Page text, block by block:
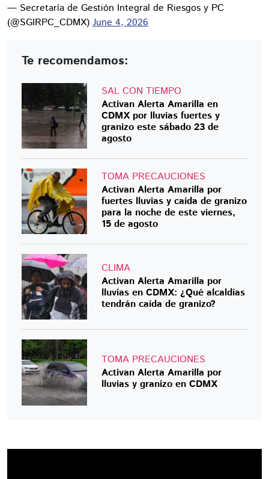
— Secretaría de Gestión Integral de Riesgos y PC
(@SGIRPC_CDMX) June 4, 2026
Te recomendamos:
SAL CON TIEMPO
Activan Alerta Amarilla en
CDMX por lluvias fuertes y
granizo este sábado 23 de
agosto
TOMA PRECAUCIONES
Activan Alerta Amarilla por
fuertes lluvias y caída de granizo
para la noche de este viernes,
15 de agosto
CLIMA
Activan Alerta Amarilla por
lluvias en CDMX: ¿Qué alcaldías
tendrán caída de granizo?
TOMA PRECAUCIONES
Activan Alerta Amarilla por
lluvias y granizo en CDMX